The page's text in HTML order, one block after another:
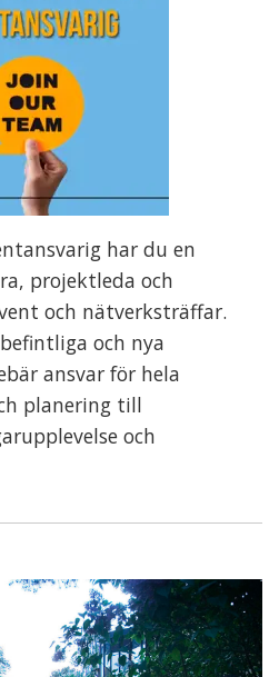
har du en
projektleda och
och nätverksträffar.
och nya
ansvar för hela
planering till
och